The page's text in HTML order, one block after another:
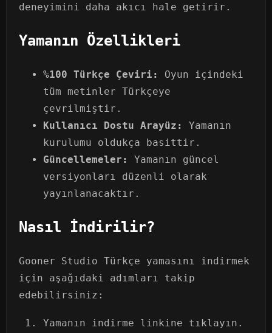
deneyimini daha akıcı hale getirir.
Yamanın Özellikleri
%100 Türkçe Çeviri:
Oyun içindeki
tüm metinler Türkçeye
çevrilmiştir.
Kullanıcı Dostu Arayüz:
Yamanın
kurulumu oldukça basittir.
Güncellemeler:
Yamanın güncel
versiyonları düzenli olarak
yayınlanacaktır.
Nasıl İndirilir?
Gooner Studio Türkçe yamasını indirmek
için aşağıdaki adımları takip
edebilirsiniz:
Yamanın indirme linkine tıklayın.